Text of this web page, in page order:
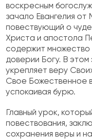
воскресным
зачало Евангелия
повествующий о
Христа и апостола
содержит множество
доверии Богу. В этом
укрепляет веру
Свое Божественное
успокаивая бурю.
Главный урок,
повествования,
сохранения веры и